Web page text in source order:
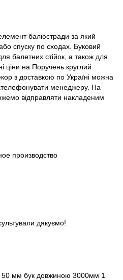
балюстради за який
спуску по сходах. Буковий
балетних стійок, а також для
ціни на Поручень круглий
з доставкою по Україні можна
менеджеру. На
відправляти накладеним
производство
дякуємо!
мм бук довжиною 3000мм 1